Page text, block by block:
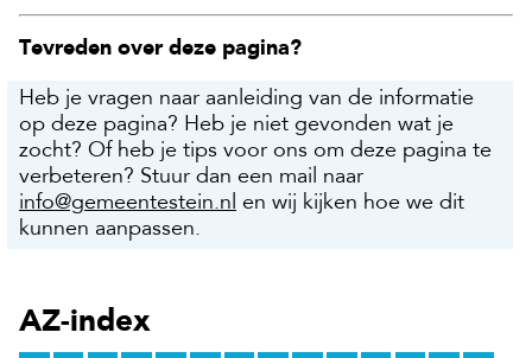
Tevreden over deze pagina?
Heb je vragen naar aanleiding van de informatie
op deze pagina? Heb je niet gevonden wat je
zocht? Of heb je tips voor ons om deze pagina te
verbeteren? Stuur dan een mail naar
info@gemeentestein.nl
en wij kijken hoe we dit
kunnen aanpassen.
AZ-index